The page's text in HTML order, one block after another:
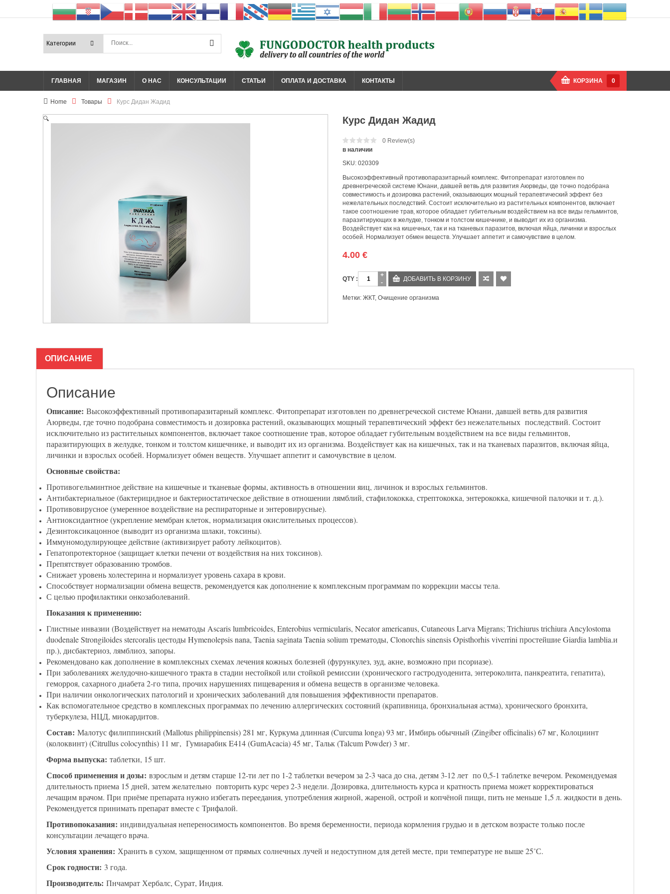
ГЛАВНАЯ МАГАЗИН О НАС КОНСУЛЬТАЦИИ СТАТЬИ ОПЛАТА И ДОСТАВКА КОНТАКТЫ КОРЗИНА 0
Home Товары Курс Дидан Жадид
🔍 Курс Дидан Жадид
0 Review(s)
в наличии
SKU: 020309
Высокоэффективный противопаразитарный комплекс. Фитопрепарат изготовлен по
древнегреческой системе Юнани, давшей ветвь для развития Аюрведы, где точно подобрана
совместимость и дозировка растений, оказывающих мощный терапевтический эффект без
нежелательных последствий. Состоит исключительно из растительных компонентов, включает
такое соотношение трав, которое обладает губительным воздействием на все виды гельминтов,
паразитирующих в желудке, тонком и толстом кишечнике, и выводит их из организма.
Воздействует как на кишечных, так и на тканевых паразитов, включая яйца, личинки и взрослых
особей. Нормализует обмен веществ. Улучшает аппетит и самочувствие в целом.
4.00 €
Количество ДОБАВИТЬ В КОРЗИНУ
Метки: ЖКТ, Очищение организма
ОПИСАНИЕ
Описание
Описание: Высокоэффективный противопаразитарный комплекс. Фитопрепарат изготовлен по древнегреческой системе Юнани, давшей ветвь для развития
Аюрведы, где точно подобрана совместимость и дозировка растений, оказывающих мощный терапевтический эффект без нежелательных последствий. Состоит
исключительно из растительных компонентов, включает такое соотношение трав, которое обладает губительным воздействием на все виды гельминтов,
паразитирующих в желудке, тонком и толстом кишечнике, и выводит их из организма. Воздействует как на кишечных, так и на тканевых паразитов, включая яйца,
личинки и взрослых особей. Нормализует обмен веществ. Улучшает аппетит и самочувствие в целом.
Основные свойства:
Противогельминтное действие на кишечные и тканевые формы, активность в отношении яиц, личинок и взрослых гельминтов.
Антибактериальное (бактерицидное и бактериостатическое действие в отношении лямблий, стафилококка, стрептококка, энтерококка, кишечной палочки и т. д.).
Противовирусное (умеренное воздействие на респираторные и энтеровирусные).
Антиоксидантное (укрепление мембран клеток, нормализация окислительных процессов).
Дезинтоксикацонное (выводит из организма шлаки, токсины).
Иммуномодулирующее действие (активизирует работу лейкоцитов).
Гепатопротекторное (защищает клетки печени от воздействия на них токсинов).
Препятствует образованию тромбов.
Снижает уровень холестерина и нормализует уровень сахара в крови.
Способствует нормализации обмена веществ, рекомендуется как дополнение к комплексным программам по коррекции массы тела.
С целью профилактики онкозаболеваний.
Показания к применению:
Глистные инвазии (Воздействует на нематоды Ascaris lumbricoides, Enterobius vermicularis, Necator americanus, Cutaneous Larva Migrans; Triсhiurus triсhiura Ancylostoma
duodenale Strongiloides stercoralis цестоды Hymenolepsis nana, Taenia saginata Taenia solium трематоды, Clonorchis sinensis Opisthorhis viverrini простейшие Giardia lamblia.и
пр.), дисбактериоз, лямблиоз, запоры.
Рекомендовано как дополнение в комплексных схемах лечения кожных болезней (фурункулез, зуд, акне, возможно при псориазе).
При заболеваниях желудочно-кишечного тракта в стадии нестойкой или стойкой ремиссии (хронического гастродуоденита, энтероколита, панкреатита, гепатита),
геморроя, сахарного диабета 2-го типа, прочих нарушениях пищеварения и обмена веществ в организме человека.
При наличии онкологических патологий и хронических заболеваний для повышения эффективности препаратов.
Как вспомогательное средство в комплексных программах по лечению аллергических состояний (крапивница, бронхиальная астма), хронического бронхита,
туберкулеза, НЦД, миокардитов.
Состав: Малотус филиппинский (Mallotus philippinensis) 281 мг, Куркума длинная (Curcuma longa) 93 мг, Имбирь обычный (Zingiber officinalis) 67 мг, Колоциинт
(колоквинт) (Citrullus colocynthis) 11 мг, Гумиарабик E414 (GumAcacia) 45 мг, Тальк (Talcum Powder) 3 мг.
Форма выпуска: таблетки, 15 шт.
Способ применения и дозы: взрослым и детям старше 12-ти лет по 1-2 таблетки вечером за 2-3 часа до сна, детям 3-12 лет по 0,5-1 таблетке вечером. Рекомендуемая
длительность приема 15 дней, затем желательно повторить курс через 2-3 недели. Дозировка, длительность курса и кратность приема может корректироваться
лечащим врачом. При приёме препарата нужно избегать переедания, употребления жирной, жареной, острой и копчёной пищи, пить не меньше 1,5 л. жидкости в день.
Рекомендуется принимать препарат вместе с Трифалой.
Противопоказания: индивидуальная непереносимость компонентов. Во время беременности, периода кормления грудью и в детском возрасте только после
консультации лечащего врача.
Условия хранения: Хранить в сухом, защищенном от прямых солнечных лучей и недоступном для детей месте, при температуре не выше 25˚С.
Срок годности: 3 года.
Производитель: Пнчамрат Хербалс, Сурат, Индия.